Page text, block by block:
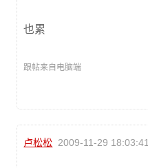
也累
跟帖来自电脑端
卢松松 2009-11-29 18:03:41